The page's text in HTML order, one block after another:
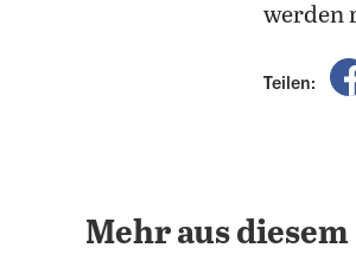
werden
Teilen:
Mehr aus